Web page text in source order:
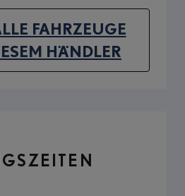
FAHRZEUGE
HÄNDLER
(OPENS IN NEW TAB)